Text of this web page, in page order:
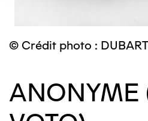
© Crédit photo :
ANONYME